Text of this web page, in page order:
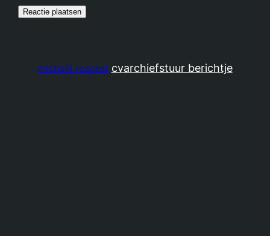
michaël rosseel cvarchiefstuur berichtje